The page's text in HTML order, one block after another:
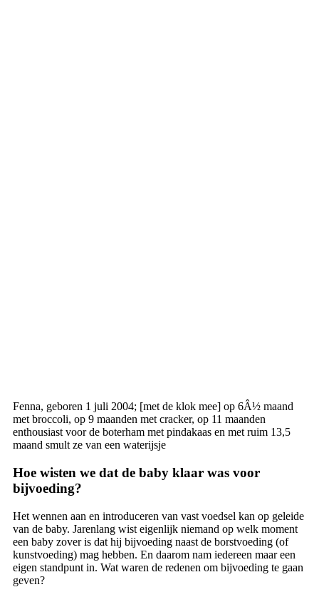
Fenna, geboren 1 juli 2004; [met de klok mee] op 6Â½ maand
met broccoli, op 9 maanden met cracker, op 11 maanden
enthousiast voor de boterham met pindakaas en met ruim 13,5
maand smult ze van een waterijsje
Hoe wisten we dat de baby klaar was voor
bijvoeding?
Het wennen aan en introduceren van vast voedsel kan op geleide
van de baby. Jarenlang wist eigenlijk niemand op welk moment
een baby zover is dat hij bijvoeding naast de borstvoeding (of
kunstvoeding) mag hebben. En daarom nam iedereen maar een
eigen standpunt in. Wat waren de redenen om bijvoeding te gaan
geven?